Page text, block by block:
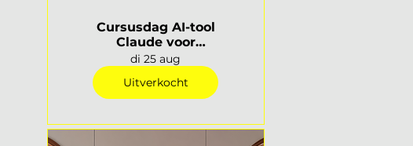
Cursusdag AI-tool
Claude voor
interieurprofessionals |
di 25 aug
Uitverkocht